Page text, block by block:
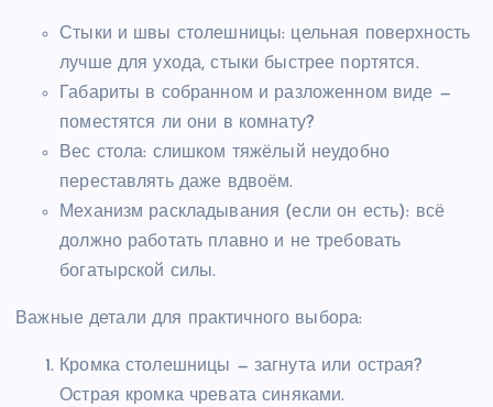
Стыки и швы столешницы: цельная поверхность
лучше для ухода, стыки быстрее портятся.
Габариты в собранном и разложенном виде —
поместятся ли они в комнату?
Вес стола: слишком тяжёлый неудобно
переставлять даже вдвоём.
Механизм раскладывания (если он есть): всё
должно работать плавно и не требовать
богатырской силы.
Важные детали для практичного выбора:
Кромка столешницы — загнута или острая?
Острая кромка чревата синяками.